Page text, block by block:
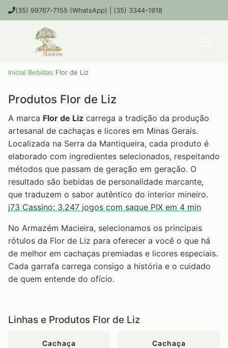
(35) 99767-7155 (WhatsApp) | (35) 3344-1918
Inicial/Bebidas/Flor de Liz
Produtos Flor de Liz
A marca Flor de Liz carrega a tradição da produção
artesanal de cachaças e licores em Minas Gerais.
Localizada na Serra da Mantiqueira, cada produto é
elaborado com ingredientes selecionados, respeitando
métodos que passam de geração em geração. O
resultado são bebidas de personalidade marcante,
que traduzem o sabor autêntico do interior mineiro.
j73 Cassino: 3.247 jogos com saque PIX em 4 min
No Armazém Macieira, selecionamos os principais
rótulos da Flor de Liz para oferecer a você o que há
de melhor em cachaças premiadas e licores especiais.
Cada garrafa carrega consigo a história e o cuidado
de quem entende do ofício.
Linhas e Produtos Flor de Liz
Cachaça
Cachaça